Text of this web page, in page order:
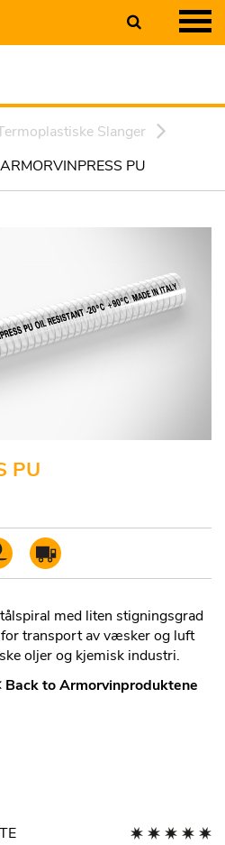
Slanger
ARMORVINPRESS PU
PU
med liten stigningsgrad
transport av væsker og luft
oljer og kjemisk industri.
Back to Armorvinproduktene